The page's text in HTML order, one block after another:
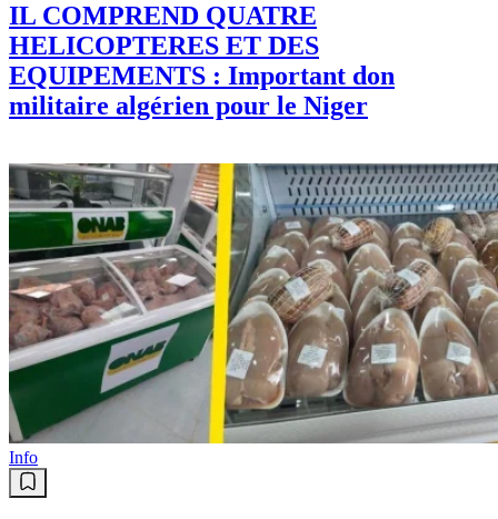
IL COMPREND QUATRE
HELICOPTERES ET DES
EQUIPEMENTS : Important don
militaire algérien pour le Niger
Info